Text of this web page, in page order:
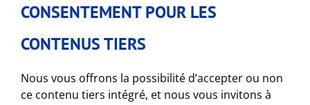
CONSENTEMENT POUR LES
CONTENUS TIERS
Nous vous offrons la possibilité d’accepter ou non
ce contenu tiers intégré, et nous vous invitons à